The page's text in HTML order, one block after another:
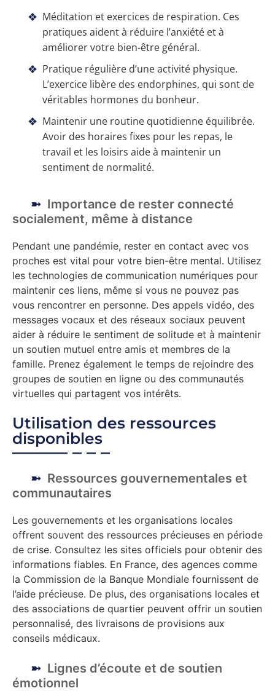
Méditation et exercices de respiration. Ces
pratiques aident à réduire l’anxiété et à
améliorer votre bien-être général.
Pratique régulière d’une activité physique.
L’exercice libère des endorphines, qui sont de
véritables hormones du bonheur.
Maintenir une routine quotidienne équilibrée.
Avoir des horaires fixes pour les repas, le
travail et les loisirs aide à maintenir un
sentiment de normalité.
Importance de rester connecté
socialement, même à distance
Pendant une pandémie, rester en contact avec vos
proches est vital pour votre bien-être mental. Utilisez
les technologies de communication numériques pour
maintenir ces liens, même si vous ne pouvez pas
vous rencontrer en personne. Des appels vidéo, des
messages vocaux et des réseaux sociaux peuvent
aider à réduire le sentiment de solitude et à maintenir
un soutien mutuel entre amis et membres de la
famille. Prenez également le temps de rejoindre des
groupes de soutien en ligne ou des communautés
virtuelles qui partagent vos intérêts.
Utilisation des ressources
disponibles
Ressources gouvernementales et
communautaires
Les gouvernements et les organisations locales
offrent souvent des ressources précieuses en période
de crise. Consultez les sites officiels pour obtenir des
informations fiables. En France, des agences comme
la Commission de la Banque Mondiale fournissent de
l’aide précieuse. De plus, des organisations locales et
des associations de quartier peuvent offrir un soutien
personnalisé, des livraisons de provisions aux
conseils médicaux.
Lignes d’écoute et de soutien
émotionnel